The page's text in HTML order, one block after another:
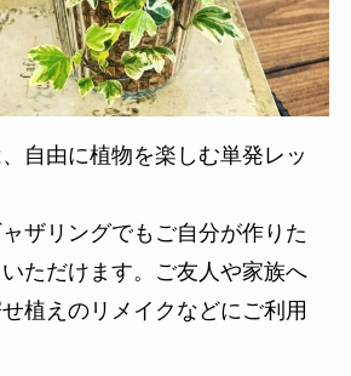
自由に植物を楽しむ単発レッ
ザリングでもご自分が作りた
ただけます。ご友人や家族へ
植えのリメイクなどにご利用